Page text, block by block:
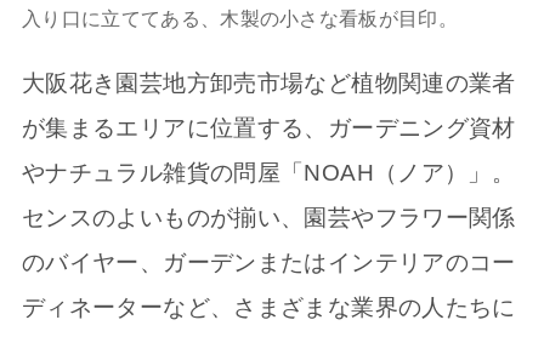
入り口に立ててある、木製の小さな看板が目印。
大阪花き園芸地方卸売市場など植物関連の業者
が集まるエリアに位置する、ガーデニング資材
やナチュラル雑貨の問屋「NOAH（ノア）」。
センスのよいものが揃い、園芸やフラワー関係
のバイヤー、ガーデンまたはインテリアのコー
ディネーターなど、さまざまな業界の人たちに